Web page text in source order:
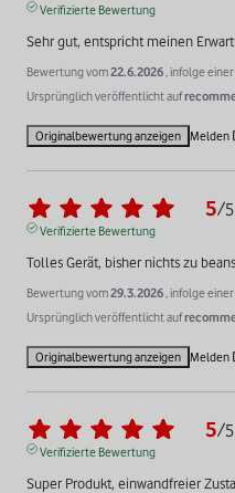
Verifizierte Bewertung
Sehr gut, entspricht meinen
Bewertung vom22.6.2026 , infolge
Ursprünglich veröffentlicht auf
Originalbewertung anzeigen Melden
5/5
Verifizierte Bewertung
Tolles Gerät, bisher nichts zu
Bewertung vom29.3.2026 , infolge
Ursprünglich veröffentlicht auf
Originalbewertung anzeigen Melden
5/5
Verifizierte Bewertung
Super Produkt, einwandfreier